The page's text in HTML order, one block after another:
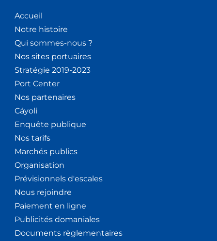
Accueil
Notre histoire
Qui sommes-nous ?
Nos sites portuaires
Stratégie 2019-2023
Port Center
Nos partenaires
Cáyoli
Enquête publique
Nos tarifs
Marchés publics
Organisation
Prévisionnels d'escales
Nous rejoindre
Paiement en ligne
Publicités domaniales
Documents règlementaires